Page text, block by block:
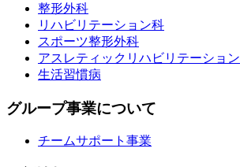
整形外科
リハビリテーション科
スポーツ整形外科
アスレティックリハビリテーション
生活習慣病
グループ事業について
チームサポート事業